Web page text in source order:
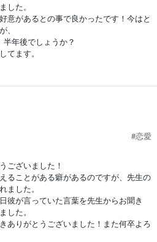
した。
意があるとの事で良かったです！今はと
年後でしょうか？
てます。
#恋愛
ございました！
ることがある癖があるのですが、先生の
ました。
彼が言っていた言葉を先生からお聞き
した。
ありがとうございました！また何卒よろ